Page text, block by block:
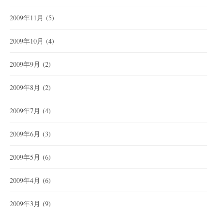
2009年11月 (5)
2009年10月 (4)
2009年9月 (2)
2009年8月 (2)
2009年7月 (4)
2009年6月 (3)
2009年5月 (6)
2009年4月 (6)
2009年3月 (9)